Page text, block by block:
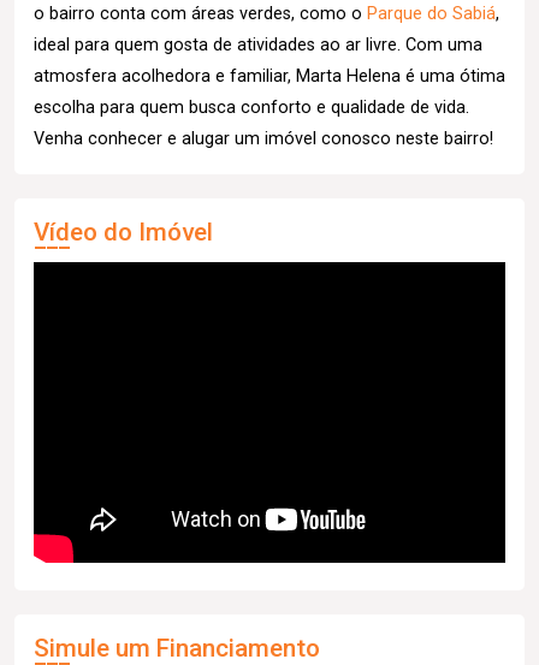
o bairro conta com áreas verdes, como o Parque do Sabiá,
ideal para quem gosta de atividades ao ar livre. Com uma
atmosfera acolhedora e familiar, Marta Helena é uma ótima
escolha para quem busca conforto e qualidade de vida.
Venha conhecer e alugar um imóvel conosco neste bairro!
Vídeo do Imóvel
Simule um Financiamento